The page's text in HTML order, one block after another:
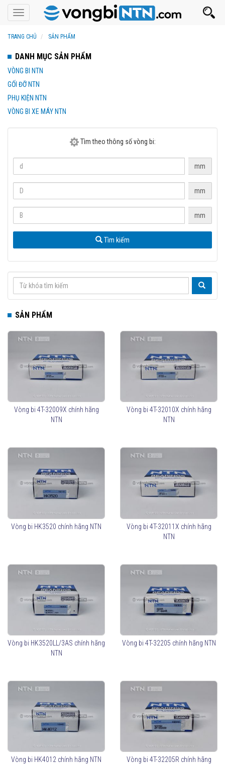
Toggle
navigation
TRANG CHỦ SẢN PHẨM
DANH MỤC SẢN PHẨM
VÒNG BI NTN
GỐI ĐỠ NTN
PHỤ KIỆN NTN
VÒNG BI XE MÁY NTN
Tìm theo thông số vòng bi:
mm
mm
mm
Tìm kiếm
SẢN PHẨM
Vòng bi 4T-32009X chính hãng
NTN
Vòng bi 4T-32010X chính hãng
NTN
Vòng bi HK3520 chính hãng NTN
Vòng bi 4T-32011X chính hãng
NTN
Vòng bi HK3520LL/3AS chính hãng
NTN
Vòng bi 4T-32205 chính hãng NTN
Vòng bi HK4012 chính hãng NTN
Vòng bi 4T-32205R chính hãng